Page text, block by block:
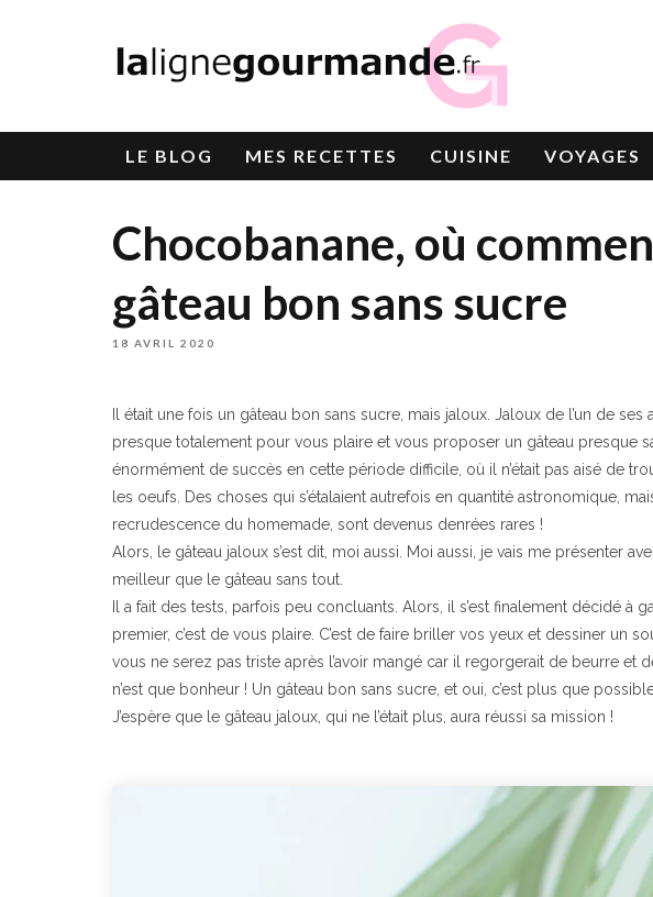
LE BLOG MES RECETTES CUISINE VOYAGES
Chocobanane, où
gâteau bon sans sucre
18 AVRIL 2020
Il était une fois un gâteau bon sans sucre, mais jaloux. Jaloux de l’un de
presque totalement pour vous plaire et vous proposer un gâteau presque
énormément de succès en cette période difficile, où il n’était pas aisé de
les oeufs. Des choses qui s’étalaient autrefois en quantité astronomique,
recrudescence du homemade, sont devenus denrées rares !
Alors, le gâteau jaloux s’est dit, moi aussi. Moi aussi, je vais me présenter
meilleur que le gâteau sans tout.
Il a fait des tests, parfois peu concluants. Alors, il s’est finalement décidé à
premier, c’est de vous plaire. C’est de faire briller vos yeux et dessiner un
vous ne serez pas triste après l’avoir mangé car il regorgerait de beurre et
n’est que bonheur ! Un gâteau bon sans sucre, et oui, c’est plus que
J’espère que le gâteau jaloux, qui ne l’était plus, aura réussi sa mission !